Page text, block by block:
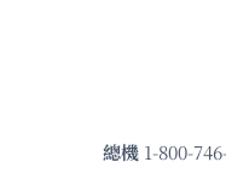
總機 1-800-